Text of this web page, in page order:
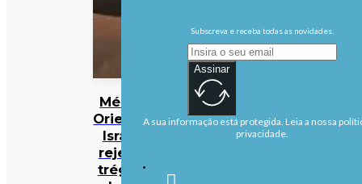
Médio
Oriente:
Israel
rejeita
trégua
Subscreva e receba todas as novidades.
Assinar
A sua informação está protegida. Leia a nossa
privacidade.